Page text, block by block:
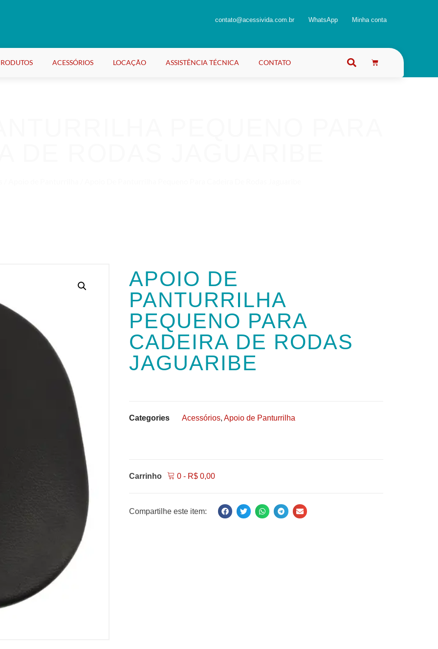
contato@acessivida.com.br WhatsApp Minha conta
ACESSÓRIOS LOCAÇÃO ASSISTÊNCIA TÉCNICA CONTATO
APOIO DE
PANTURRILHA
PEQUENO PARA
CADEIRA DE RODAS
JAGUARIBE
Categories Acessórios, Apoio de Panturrilha
Carrinho 0- R$0,00
Compartilhe este item: